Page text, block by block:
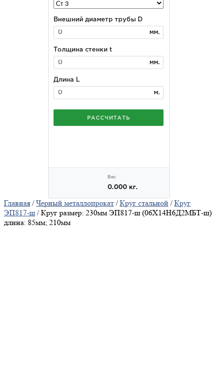
Главная /Черный металлопрокат /Круг стальной /Круг
ЭП817-ш / Круг размер: 230мм ЭП817-ш (06Х14Н6Д2МБТ-ш)
длина: 85мм; 210мм